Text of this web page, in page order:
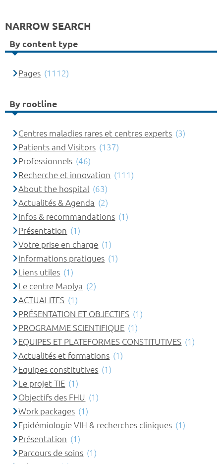
NARROW SEARCH
By content type
Pages (1112)
By rootline
Centres maladies rares et centres experts (3)
Patients and Visitors (137)
Professionnels (46)
Recherche et innovation (111)
About the hospital (63)
Actualités & Agenda (2)
Infos & recommandations (1)
Présentation (1)
Votre prise en charge (1)
Informations pratiques (1)
Liens utiles (1)
Le centre Maolya (2)
ACTUALITES (1)
PRÉSENTATION ET OBJECTIFS (1)
PROGRAMME SCIENTIFIQUE (1)
EQUIPES ET PLATEFORMES CONSTITUTIVES (1)
Actualités et formations (1)
Equipes constitutives (1)
Le projet TIE (1)
Objectifs des FHU (1)
Work packages (1)
Epidémiologie VIH & recherches cliniques (1)
Présentation (1)
Parcours de soins (1)